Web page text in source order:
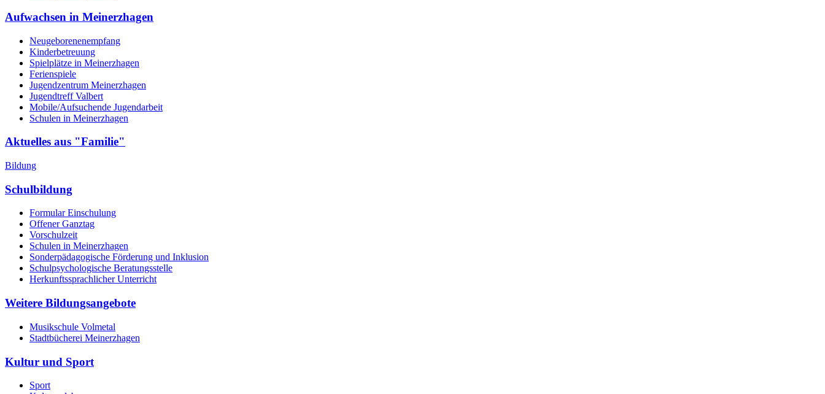
Aufwachsen in Meinerzhagen
Neugeborenenempfang
Kinderbetreuung
Spielplätze in Meinerzhagen
Ferienspiele
Jugendzentrum Meinerzhagen
Jugendtreff Valbert
Mobile/Aufsuchende Jugendarbeit
Schulen in Meinerzhagen
Aktuelles aus "Familie"
Bildung
Schulbildung
Formular Einschulung
Offener Ganztag
Vorschulzeit
Schulen in Meinerzhagen
Sonderpädagogische Förderung und Inklusion
Schulpsychologische Beratungsstelle
Herkunftssprachlicher Unterricht
Weitere Bildungsangebote
Musikschule Volmetal
Stadtbücherei Meinerzhagen
Kultur und Sport
Sport